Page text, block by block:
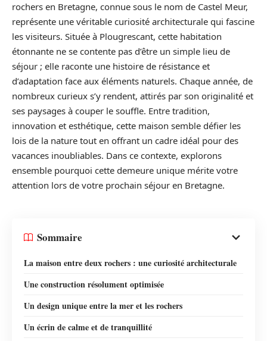
rochers en Bretagne, connue sous le nom de Castel Meur,
représente une véritable curiosité architecturale qui fascine
les visiteurs. Située à Plougrescant, cette habitation
étonnante ne se contente pas d’être un simple lieu de
séjour ; elle raconte une histoire de résistance et
d’adaptation face aux éléments naturels. Chaque année, de
nombreux curieux s’y rendent, attirés par son originalité et
ses paysages à couper le souffle. Entre tradition,
innovation et esthétique, cette maison semble défier les
lois de la nature tout en offrant un cadre idéal pour des
vacances inoubliables. Dans ce contexte, explorons
ensemble pourquoi cette demeure unique mérite votre
attention lors de votre prochain séjour en Bretagne.
Sommaire
La maison entre deux rochers : une curiosité architecturale
Une construction résolument optimisée
Un design unique entre la mer et les rochers
Un écrin de calme et de tranquillité